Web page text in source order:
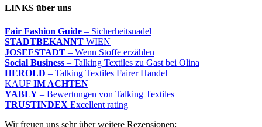
LINKS über uns
Fair Fashion Guide – Sicherheitsnadel
STADTBEKANNT WIEN
JOSEFSTADT – Wenn Stoffe erzählen
Social Business – Talking Textiles zu Gast bei Olina
HEROLD – Talking Textiles Fairer Handel
KAUF IM ACHTEN
YABLY – Bewertungen von Talking Textiles
TRUSTINDEX Excellent rating
Wir freuen uns sehr über weitere Rezensionen: